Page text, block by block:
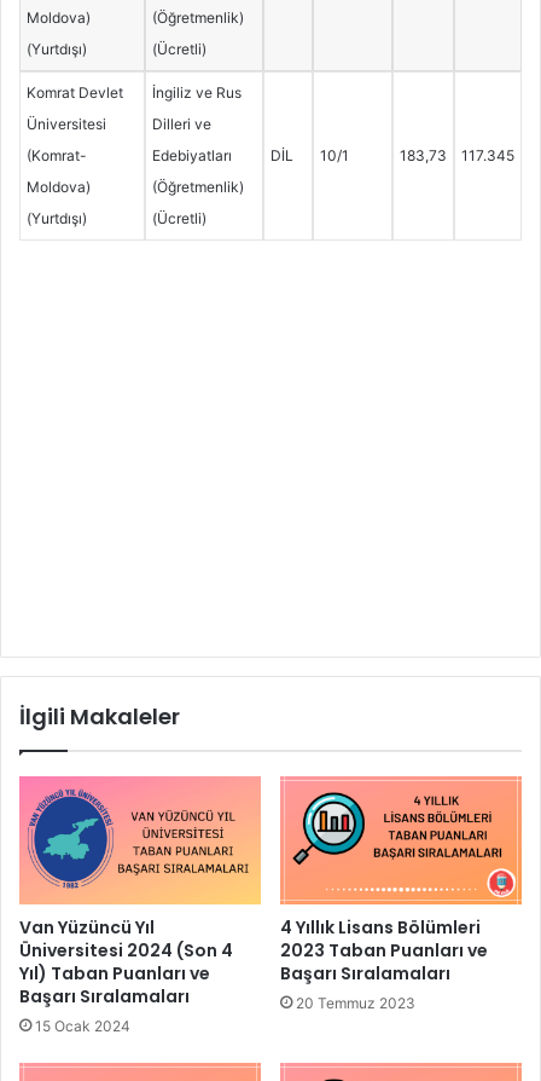
Moldova)
(Yurtdışı)
(Öğretmenlik)
(Ücretli)
Komrat Devlet
Üniversitesi
(Komrat-
Moldova)
(Yurtdışı)
İngiliz ve Rus
Dilleri ve
Edebiyatları
(Öğretmenlik)
(Ücretli)
DİL 10/1 183,73 117.345
İlgili Makaleler
Van Yüzüncü Yıl
Üniversitesi 2024 (Son 4
Yıl) Taban Puanları ve
Başarı Sıralamaları
15 Ocak 2024
4 Yıllık Lisans Bölümleri
2023 Taban Puanları ve
Başarı Sıralamaları
20 Temmuz 2023